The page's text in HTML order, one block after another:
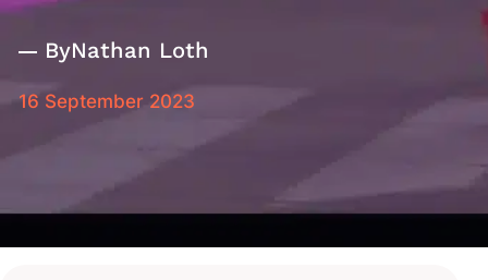
ByNathan Loth
16 September 2023